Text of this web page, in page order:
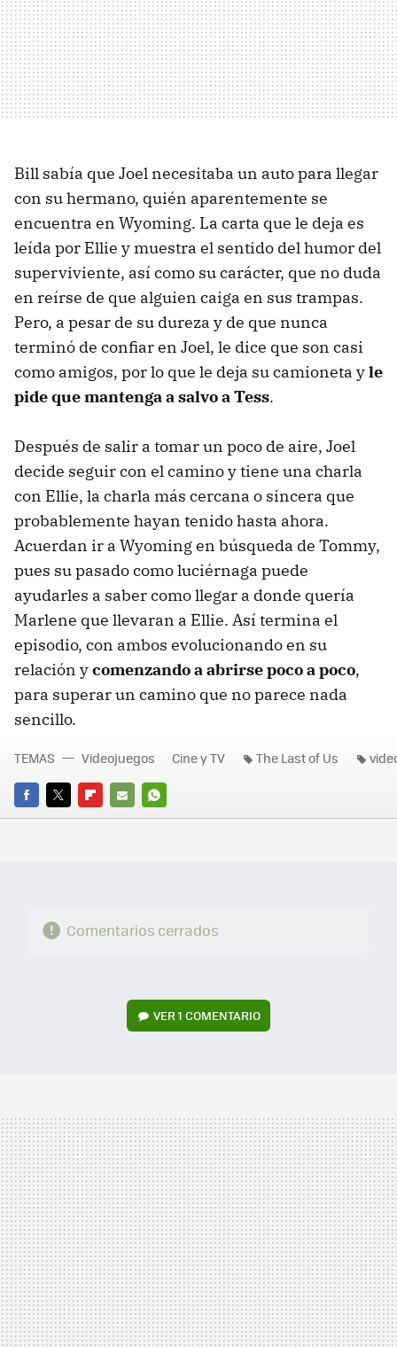
Bill sabía que Joel necesitaba un auto para llegar
con su hermano, quién aparentemente se
encuentra en Wyoming. La carta que le deja es
leída por Ellie y muestra el sentido del humor del
superviviente, así como su carácter, que no duda
en reírse de que alguien caiga en sus trampas.
Pero, a pesar de su dureza y de que nunca
terminó de confiar en Joel, le dice que son casi
como amigos, por lo que le deja su camioneta yle
pide que mantenga a salvo a Tess.
Después de salir a tomar un poco de aire, Joel
decide seguir con el camino y tiene una charla
con Ellie, la charla más cercana o sincera que
probablemente hayan tenido hasta ahora.
Acuerdan ir a Wyoming en búsqueda de Tommy,
pues su pasado como luciérnaga puede
ayudarles a saber como llegar a donde quería
Marlene que llevaran a Ellie. Así termina el
episodio, con ambos evolucionando en su
relación ycomenzando a abrirse poco a poco,
para superar un camino que no parece nada
sencillo.
FACEBOOK
TWITTERFLIPBOARD
E-
WHATSAPP
TEMAS Videojuegos Cine y TV The Last of Us
Comentarios cerrados
VER1 COMENTARIO